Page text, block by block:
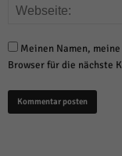
Meinen Namen,
Browser für die nächste